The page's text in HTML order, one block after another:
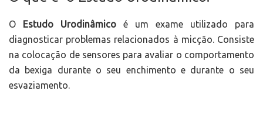
O Estudo Urodinâmico é um exame utilizado para
diagnosticar problemas relacionados à micção. Consiste
na colocação de sensores para avaliar o comportamento
da bexiga durante o seu enchimento e durante o seu
esvaziamento.